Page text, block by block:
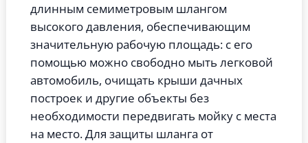
длинным семиметровым шлангом
высокого давления, обеспечивающим
значительную рабочую площадь: с его
помощью можно свободно мыть легковой
автомобиль, очищать крыши дачных
построек и другие объекты без
необходимости передвигать мойку с места
на место. Для защиты шланга от